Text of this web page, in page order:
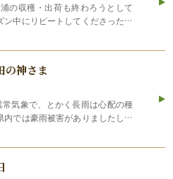
の収穫・出荷も終わろうとして
ン中にリピートしてくださったお
をいただき本当にありがとうご
の神さま
気象で、とかく長雨は心配の種
内では豪雨被害がありましたし、
になりました。 だだちゃ豆の収
で
報ゲット！